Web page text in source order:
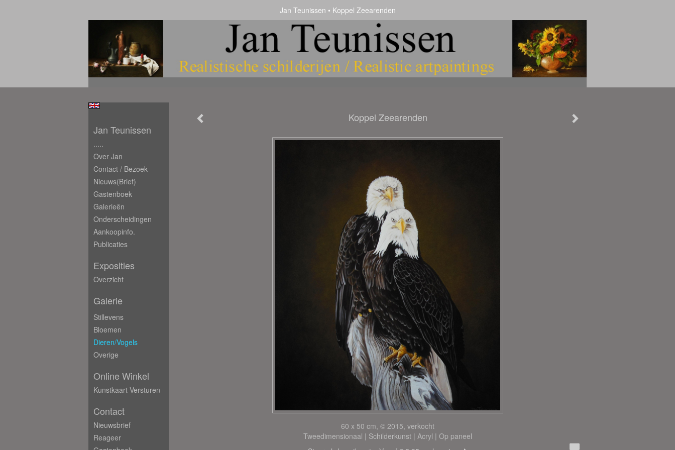
Jan Teunissen Koppel Zeearenden
Koppel Zeearenden
60 x 50 cm, © 2015, verkocht
Tweedimensionaal | Schilderkunst | Acryl | Op paneel
Jan Teunissen
.....
Over Jan
Contact / Bezoek
Nieuws(brief)
Gastenboek
Galerieën
Onderscheidingen
Aankoopinfo.
Publicaties
Exposities
Overzicht
Galerie
Stillevens
Bloemen
Dieren/Vogels
Overige
Online Winkel
Kunstkaart Versturen
Contact
Nieuwsbrief
Reageer